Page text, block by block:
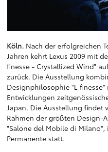
Köln. Nach der erfolgreichen
Jahren kehrt Lexus 2009 mit
finesse - Crystallized Wind"
zurück. Die Ausstellung
Designphilosophie "L-
Entwicklungen
Japan. Die Ausstellung findet
Rahmen der größten Design-
"Salone del Mobile di
Permanente statt.